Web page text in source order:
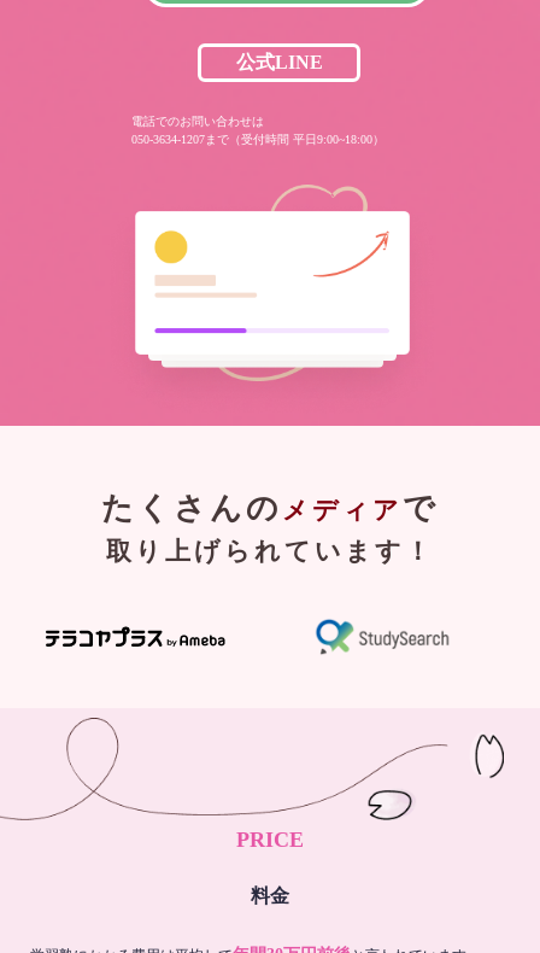
公式LINE
電話でのお問い合わせは
050-3634-1207まで（受付時間 平日9:00~18:00）
たくさんの メディア で
取り上げられています！
PRICE
料金